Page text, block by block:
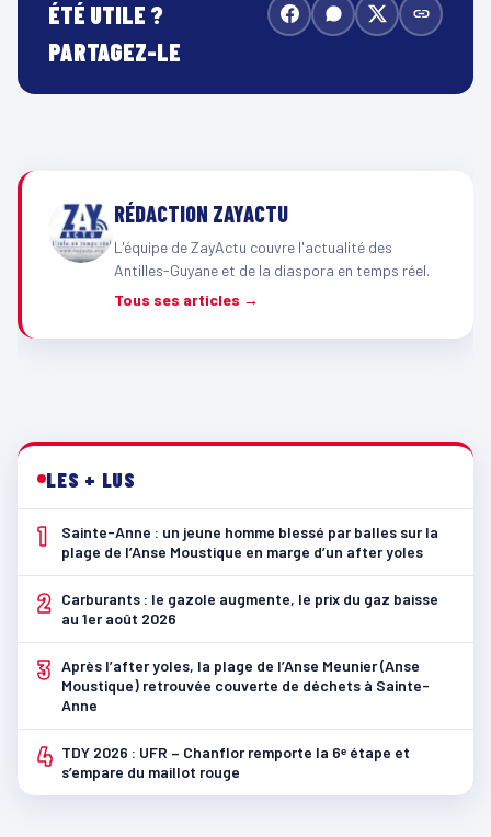
ÉTÉ UTILE ?
PARTAGEZ-LE
RÉDACTION ZAYACTU
L'équipe de ZayActu couvre l'actualité des
Antilles-Guyane et de la diaspora en temps réel.
Tous ses articles →
LES + LUS
1
Sainte-Anne : un jeune homme blessé par balles sur la
plage de l’Anse Moustique en marge d’un after yoles
2
Carburants : le gazole augmente, le prix du gaz baisse
au 1er août 2026
3 Après l’after yoles, la plage de l’Anse Meunier (Anse
Moustique) retrouvée couverte de déchets à Sainte-
Anne
4 TDY 2026 : UFR – Chanflor remporte la 6ᵉ étape et
s’empare du maillot rouge